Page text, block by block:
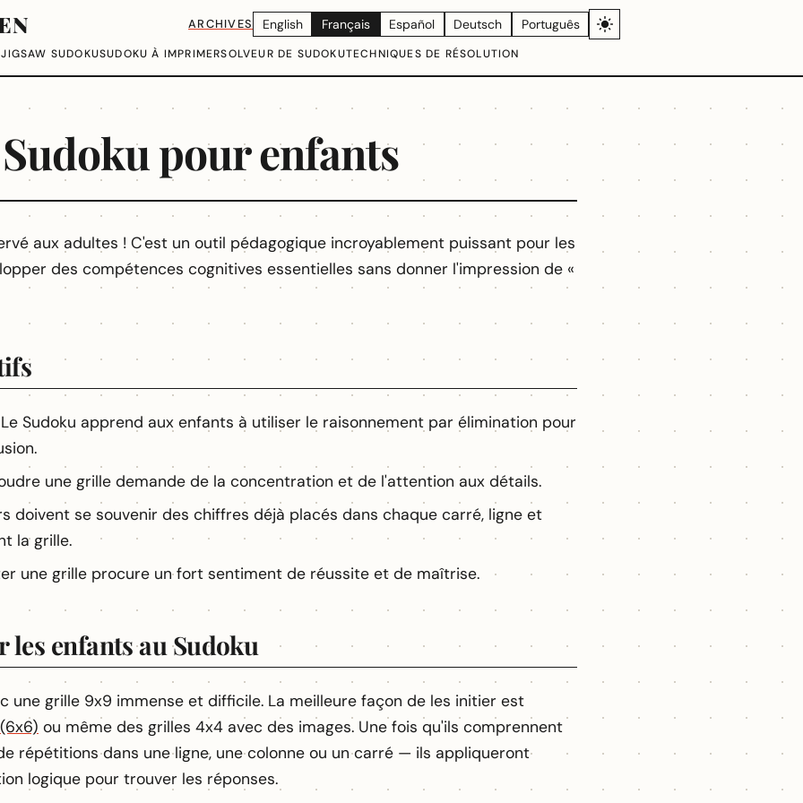
ARCHIVES English Français Español Deutsch Português
JIGSAW SUDOKUSUDOKU À IMPRIMERSOLVEUR DE SUDOKUTECHNIQUES DE RÉSOLUTION
Sudoku pour enfants
aux adultes ! C'est un outil pédagogique incroyablement puissant pour les
des compétences cognitives essentielles sans donner l'impression de «
Sudoku apprend aux enfants à utiliser le raisonnement par élimination pour
une grille demande de la concentration et de l'attention aux détails.
doivent se souvenir des chiffres déjà placés dans chaque carré, ligne et
la grille.
une grille procure un fort sentiment de réussite et de maîtrise.
enfants au Sudoku
une grille 9x9 immense et difficile. La meilleure façon de les initier est
ou même des grilles 4x4 avec des images. Une fois qu'ils comprennent
répétitions dans une ligne, une colonne ou un carré — ils appliqueront
logique pour trouver les réponses.